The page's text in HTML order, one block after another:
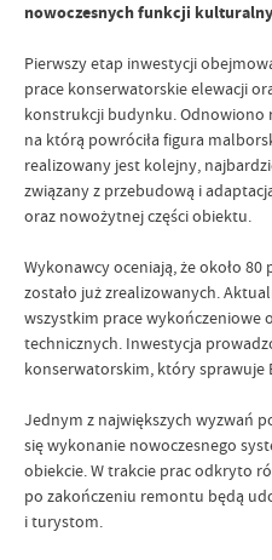
nowoczesnych funkcji
Pierwszy etap inwestycji
prace konserwatorskie elewacji
konstrukcji budynku. Odnowiono
na którą powróciła figura
realizowany jest kolejny,
związany z przebudową i
oraz nowożytnej części obiektu.
Wykonawcy oceniają, że około
zostało już zrealizowanych.
wszystkim prace
technicznych. Inwestycja
konserwatorskim, który sprawuje
Jednym z największych wyzwań
się wykonanie nowoczesnego
obiekcie. W trakcie prac odkryto
po zakończeniu remontu będą
i turystom.